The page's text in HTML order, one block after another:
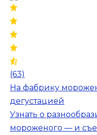
(63)
На фабрику
дегустацией
Узнать о
мороженого — и